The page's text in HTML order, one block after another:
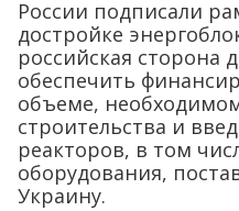
России подписали
достройке
российская сторона
обеспечить
объеме,
строительства и
реакторов, в том
оборудования,
Украину.